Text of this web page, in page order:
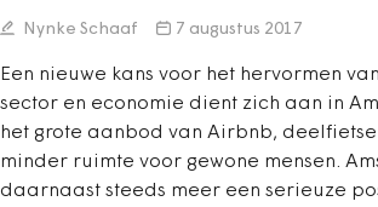
Nynke Schaaf 7 augustus 2017
Een nieuwe kans voor het hervormen
sector en economie dient zich aan in
het grote aanbod van Airbnb,
minder ruimte voor gewone mensen.
daarnaast steeds meer een serieuze